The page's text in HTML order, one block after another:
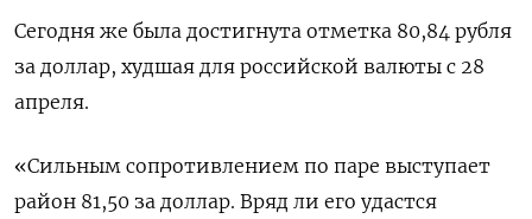
Сегодня же была достигнута отметка 80,84 рубля
за доллар, худшая для российской валюты с 28
апреля.
«Сильным сопротивлением по паре выступает
район 81,50 за доллар. Вряд ли его удастся